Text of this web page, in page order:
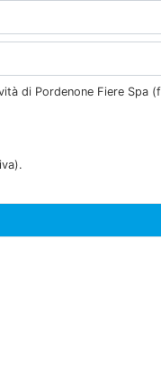
di Pordenone Fiere Spa